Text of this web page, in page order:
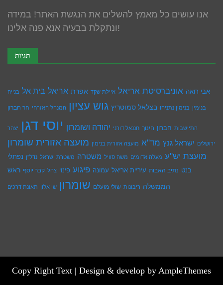
אנו עושים כל מאמץ להשלים את הנגשת האתר! במידה
ונתקלת בבעיה אנא פנה אלינו!
תגיות
אבי רואה אוניברסיטת אריאל איילת שקד אפרת אריאל בית אל בנייה
בנימין בנימין נתניהו בצלאל סמוטריץ גוש עציון המנהל האזרחי הר חברון
התיישבות חברון חינוך חננאל דורני יהודה ושומרון יוסי דגן יצהר
ירושלים ישראל גנץ מד"א מועצה אזורית בנימין מועצה אזורית שומרון
מועצת יש''ע מעלה אדומים משה סוויל משטרה משטרת ישראל נדל''ן נפתלי
בנט נתיב האבות עיריית אריאל עמונה פיגוע פינוי צהל קבר יוסף ראש
הממשלה ריבונות שולי מועלם שומרון שי אלון תאונת דרכים
Copy Right Text | Design & develop by AmpleThemes